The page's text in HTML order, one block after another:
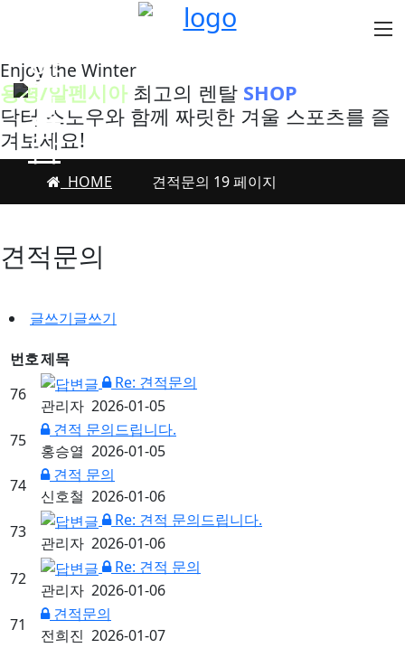
약
상
담
Enjoy the Winter
용평/알펜시아최고의 렌탈 SHOP
닥터 스노우와 함께 짜릿한 겨울 스포츠를 즐
겨보세요!
HOME 견적문의 19 페이지
견적문의
글쓰기글쓰기
번호제목
76
Re: 견적문의
관리자 2026-01-05
75
견적 문의드립니다.
홍승열 2026-01-05
74
견적 문의
신호철 2026-01-06
73
Re: 견적 문의드립니다.
관리자 2026-01-06
72
Re: 견적 문의
관리자 2026-01-06
71
견적문의
전희진 2026-01-07